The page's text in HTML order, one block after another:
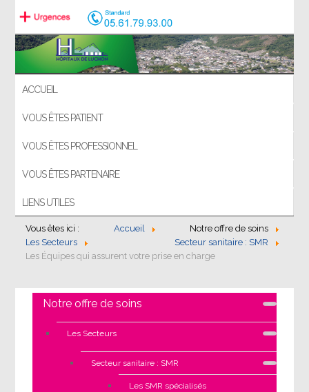
ACCUEIL
VOUS ÊTES PATIENT
VOUS ÊTES PROFESSIONNEL
VOUS ÊTES PARTENAIRE
LIENS UTILES
Vous êtes ici : Accueil
Notre offre de soins
Les Secteurs
Secteur sanitaire : SMR
Les Équipes qui assurent votre prise en charge
Notre offre de soins
Les Secteurs
Secteur sanitaire : SMR
Les SMR spécialisés